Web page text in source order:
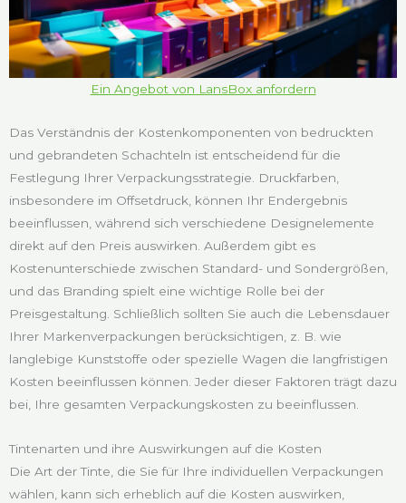
Ein Angebot von LansBox anfordern
Das Verständnis der Kostenkomponenten von bedruckten
und gebrandeten Schachteln ist entscheidend für die
Festlegung Ihrer Verpackungsstrategie. Druckfarben,
insbesondere im Offsetdruck, können Ihr Endergebnis
beeinflussen, während sich verschiedene Designelemente
direkt auf den Preis auswirken. Außerdem gibt es
Kostenunterschiede zwischen Standard- und Sondergrößen,
und das Branding spielt eine wichtige Rolle bei der
Preisgestaltung. Schließlich sollten Sie auch die Lebensdauer
Ihrer Markenverpackungen berücksichtigen, z. B. wie
langlebige Kunststoffe oder spezielle Wagen die langfristigen
Kosten beeinflussen können. Jeder dieser Faktoren trägt dazu
bei, Ihre gesamten Verpackungskosten zu beeinflussen.
Tintenarten und ihre Auswirkungen auf die Kosten
Die Art der Tinte, die Sie für Ihre individuellen Verpackungen
wählen, kann sich erheblich auf die Kosten auswirken,